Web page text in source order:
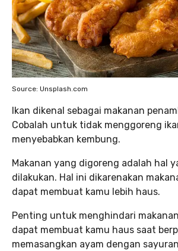
Source: Unsplash.com
Ikan dikenal sebagai makanan
Cobalah untuk tidak menggoreng
menyebabkan kembung.
Makanan yang digoreng adalah hal
dilakukan. Hal ini dikarenakan
dapat membuat kamu lebih haus.
Penting untuk menghindari
dapat membuat kamu haus saat
memasangkan ayam dengan